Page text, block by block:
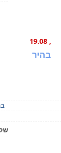
, 19.08
בהיר